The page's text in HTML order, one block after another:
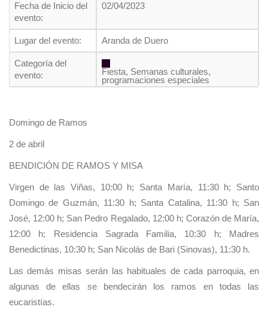
Fecha de Inicio del
evento:
02/04/2023
Lugar del evento: Aranda de Duero
Categoría del
evento:
Fiesta, Semanas culturales,
programaciones especiales
Domingo de Ramos
2 de abril
BENDICIÓN DE RAMOS Y MISA
Virgen de las Viñas, 10:00 h; Santa María, 11:30 h; Santo
Domingo de Guzmán, 11:30 h; Santa Catalina, 11:30 h; San
José, 12:00 h; San Pedro Regalado, 12:00 h; Corazón de María,
12:00 h; Residencia Sagrada Familia, 10:30 h; Madres
Benedictinas, 10:30 h; San Nicolás de Bari (Sinovas), 11:30 h.
Las demás misas serán las habituales de cada parroquia, en
algunas de ellas se bendecirán los ramos en todas las
eucaristías.